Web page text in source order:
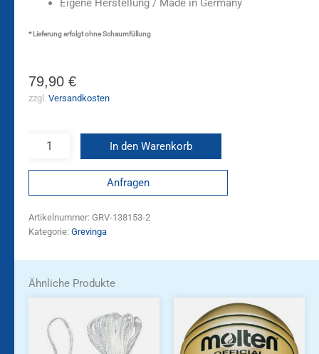
Eigene Herstellung / Made in Germany
* Lieferung erfolgt ohne Schaumfüllung
79,90 €
zzgl. Versandkosten
In den Warenkorb
Anfragen
Artikelnummer: GRV-138153-2
Kategorie: Grevinga
Ähnliche Produkte